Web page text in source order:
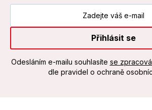
Přihlásit se
Odesláním e-mailu souhlasíte se
dle pravidel o ochraně